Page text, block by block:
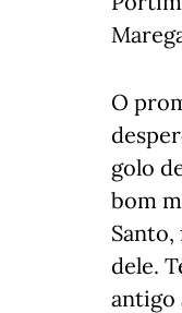
O
golo
bom
dele.
antigo